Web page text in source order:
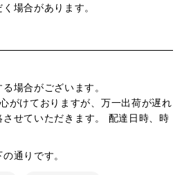
場合があります。
場合がございます。
がけておりますが、万一出荷が遅れ
せていただきます。 配達日時、時
通りです。